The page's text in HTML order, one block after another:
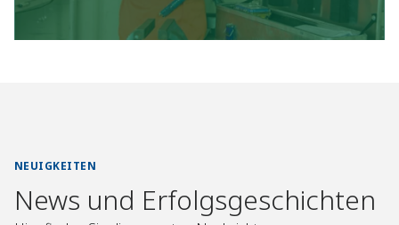
NEUIGKEITEN
News und Erfolgsgeschichten